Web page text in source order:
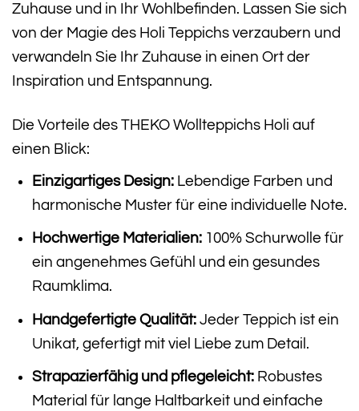
Zuhause und in Ihr Wohlbefinden. Lassen Sie sich
von der Magie des Holi Teppichs verzaubern und
verwandeln Sie Ihr Zuhause in einen Ort der
Inspiration und Entspannung.
Die Vorteile des THEKO Wollteppichs Holi auf
einen Blick:
Einzigartiges Design:Lebendige Farben und
harmonische Muster für eine individuelle Note.
Hochwertige Materialien:100% Schurwolle für
ein angenehmes Gefühl und ein gesundes
Raumklima.
Handgefertigte Qualität:Jeder Teppich ist ein
Unikat, gefertigt mit viel Liebe zum Detail.
Strapazierfähig und pflegeleicht:Robustes
Material für lange Haltbarkeit und einfache